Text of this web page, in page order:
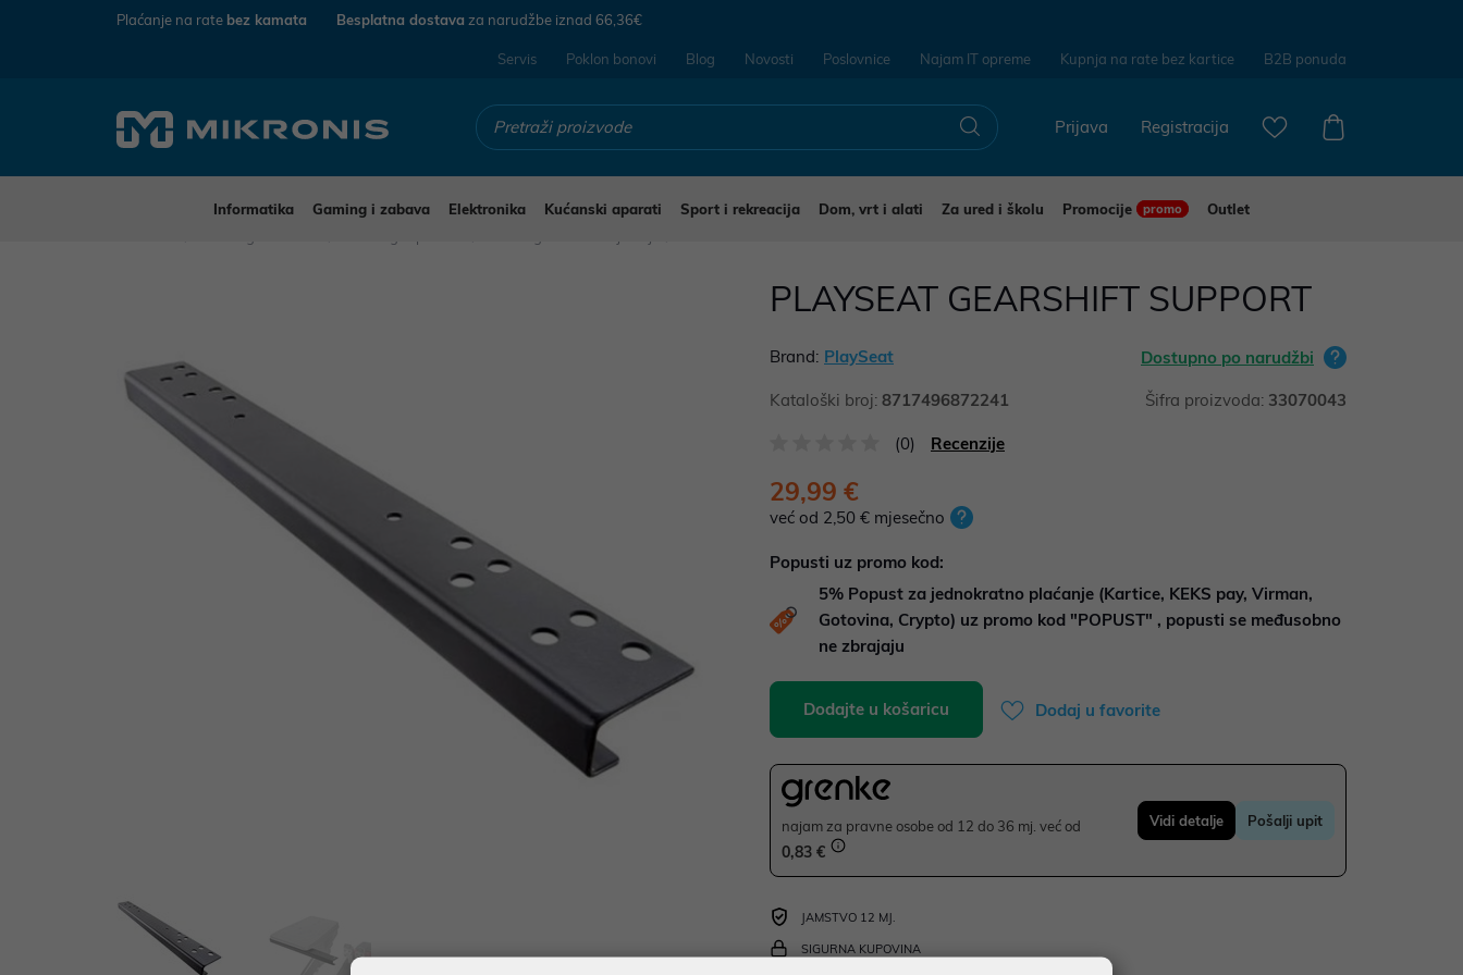
Plaćanje na rate bez kamata Besplatna dostava za narudžbe iznad 66,36€
Servis Poklon bonovi Blog Novosti Poslovnice Najam IT opreme Kupnja na rate bez kartice B2B ponuda
Registracija
Prijava
Informatika Gaming i zabava Elektronika Kućanski aparati Sport i rekreacija Dom, vrt i alati Za ured i školu Promocije promo
Outlet
PLAYSEAT GEARSHIFT SUPPORT
Brand: PlaySeat Dostupno po narudžbi
Kataloški broj: 8717496872241 Šifra proizvoda: 33070043
(0) Recenzije
29,99 €
već od 2,50 € mjesečno
Popusti uz promo kod:
5% Popust za jednokratno plaćanje (Kartice, KEKS pay, Virman,
Gotovina, Crypto) uz promo kod "POPUST" , popusti se međusobno
ne zbrajaju
Dodajte u košaricu Dodaj u favorite
najam za pravne osobe od 12 do 36 mj. već od
0,83 €
Vidi detalje Pošalji upit
JAMSTVO 12 MJ.
SIGURNA KUPOVINA